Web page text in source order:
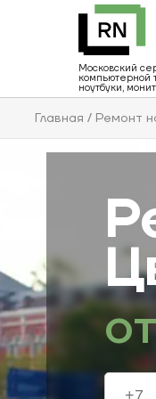
Московский
компьютерной
ноутбуки,
Главная Ремонт